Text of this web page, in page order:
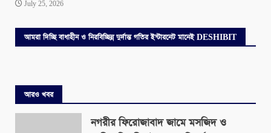
July 25, 2026
আমরা দিচ্ছি বাধাহীন ও নিরবিচ্ছিন্ন দুর্দান্ত গতির ইন্টারনেট মানেই DESHIBIT
আরও খবর
নগরীর ফিরোজাবাদ জামে মসজিদ ও